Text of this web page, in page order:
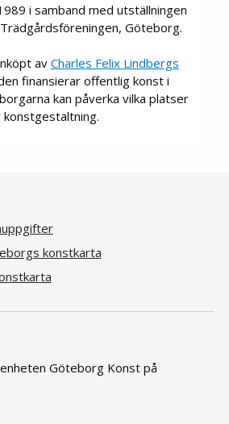
i samband med utställningen
Trädgårdsföreningen, Göteborg.
av Charles Felix Lindbergs
finansierar offentlig konst i
kan påverka vilka platser
konstkarta
Göteborg Konst på